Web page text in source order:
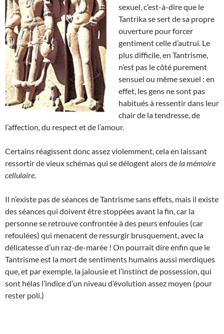
sexuel, c’est-à-dire que le
Tantrika se sert de sa propre
ouverture pour forcer
gentiment celle d’autrui. Le
plus difficile, en Tantrisme,
n’est pas le côté purement
sensuel ou même sexuel : en
effet, les gens ne sont pas
habitués à ressentir dans leur
chair de la tendresse, de
l’affection, du respect et de l’amour.
Certains réagissent donc assez violemment, cela en laissant
ressortir de vieux schémas qui se délogent alors de la mémoire
cellulaire
Il n’existe pas de séances de Tantrisme sans effets, mais il existe
des séances qui doivent être stoppées avant la fin, car la
personne se retrouve confrontée à des peurs enfouies (car
refoulées) qui menacent de ressurgir brusquement, avec la
délicatesse d’un raz-de-marée ! On pourrait dire enfin que le
Tantrisme est la mort de sentiments humains aussi merdiques
que, et par exemple, la jalousie et l’instinct de possession, qui
sont hélas l’indice d’un niveau d’évolution assez moyen (pour
rester poli.)